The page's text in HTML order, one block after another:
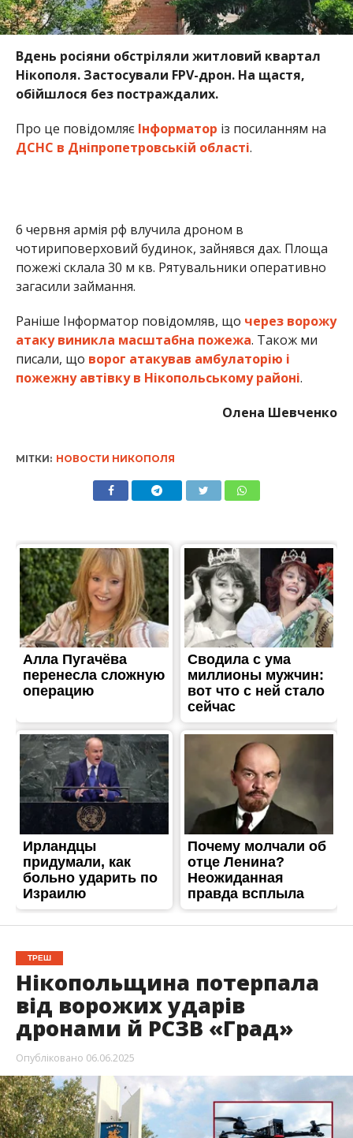
Вдень росіяни обстріляли житловий квартал
Нікополя. Застосували FPV-дрон. На щастя,
обійшлося без постраждалих.
Про це повідомляє Інформатор із посиланням на
ДСНС в Дніпропетровській області.
6 червня армія рф влучила дроном в
чотириповерховий будинок, зайнявся дах. Площа
пожежі склала 30 м кв. Рятувальники оперативно
загасили займання.
Раніше Інформатор повідомляв, що через ворожу
атаку виникла масштабна пожежа. Також ми
писали, що ворог атакував амбулаторію і
пожежну автівку в Нікопольському районі.
Олена Шевченко
МІТКИ: НОВОСТИ НИКОПОЛЯ
ТРЕШ
Нікопольщина потерпала
від ворожих ударів
дронами й РСЗВ «Град»
Опубліковано 06.06.2025